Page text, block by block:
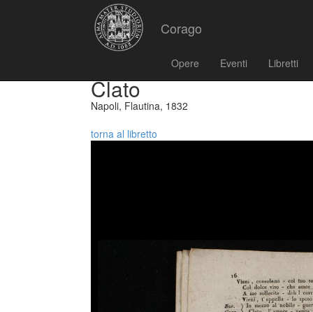
Corago
Opere Eventi Libretti
Clato
Napoli, Flautina, 1832
torna al libretto